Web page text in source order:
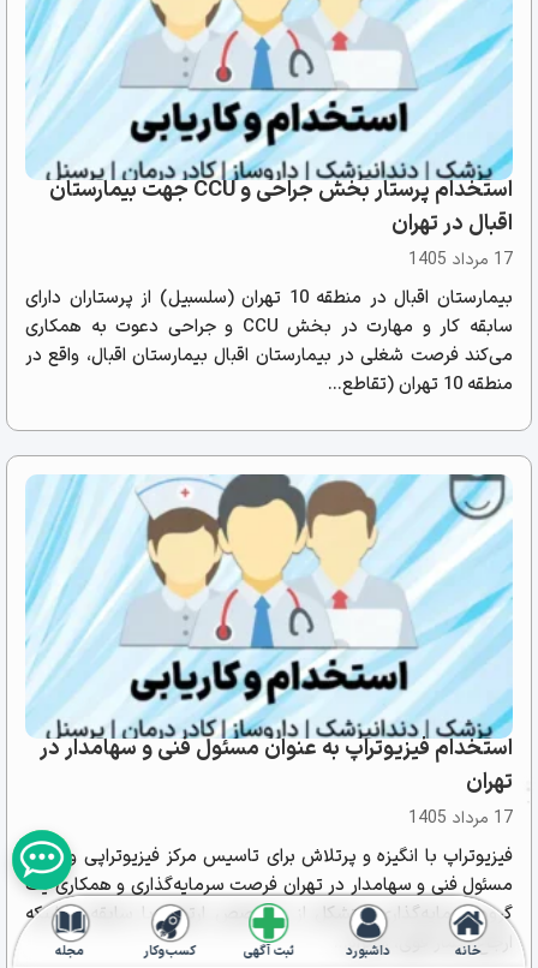
استخدام پرستار بخش جراحی و CCU جهت بیمارستان
اقبال در تهران
17 مرداد 1405
بیمارستان اقبال در منطقه 10 تهران (سلسبیل) از پرستاران دارای
سابقه کار و مهارت در بخش CCU و جراحی دعوت به همکاری
می‌کند فرصت شغلی در بیمارستان اقبال بیمارستان اقبال، واقع در
منطقه 10 تهران (تقاطع...
استخدام فیزیوتراپ به عنوان مسئول فنی و سهامدار در
تهران
17 مرداد 1405
فیزیوتراپ با انگیزه و پرتلاش برای تاسیس مرکز فیزیوتراپی و نقش
مسئول فنی و سهامدار در تهران فرصت سرمایه‌گذاری و همکاری یک
گروه سرمایه‌گذاری متشکل از متخصص ارتوپد با سابقه و شبکه
ارجاع بیمار قوی، همراه...
خانه داشبورد ثبت آگهی کسب‌وکار مجله